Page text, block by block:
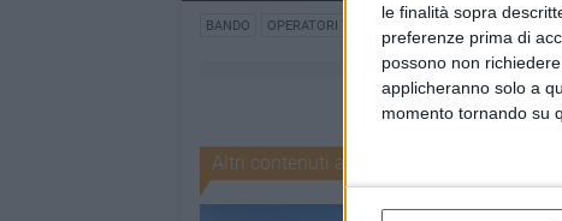
le finalità sopra
preferenze prima di
possono non
applicheranno solo a
momento tornando su
BANDO OPERATORI TURISMO
Altri contenuti a tema